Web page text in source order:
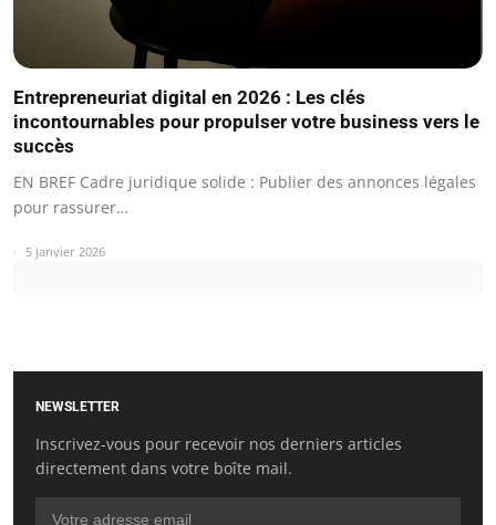
Entrepreneuriat digital en 2026 : Les clés
incontournables pour propulser votre business vers le
succès
EN BREF Cadre juridique solide : Publier des annonces légales
pour rassurer…
5 janvier 2026
NEWSLETTER
Inscrivez-vous pour recevoir nos derniers articles
directement dans votre boîte mail.